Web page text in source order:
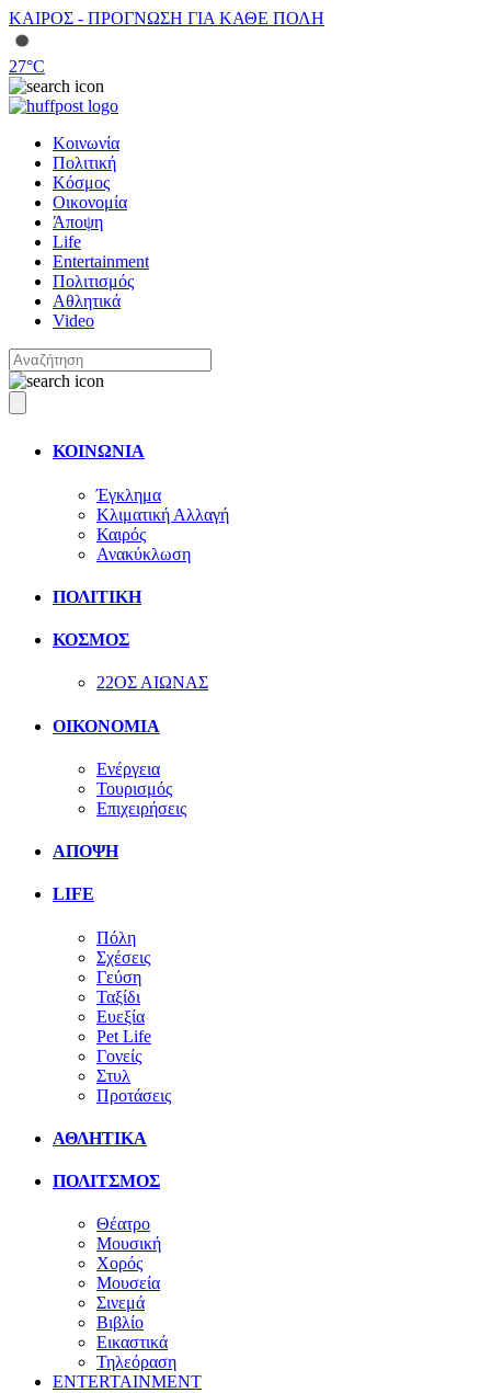
ΚΑΙΡΟΣ - ΠΡΟΓΝΩΣΗ ΓΙΑ ΚΑΘΕ ΠΟΛΗ
27°C
Κοινωνία
Πολιτική
Κόσμος
Οικονομία
Άποψη
Life
Entertainment
Πολιτισμός
Αθλητικά
Video
ΚΟΙΝΩΝΙΑ
Έγκλημα
Κλιματική Αλλαγή
Καιρός
Ανακύκλωση
ΠΟΛΙΤΙΚΗ
ΚΟΣΜΟΣ
22ΟΣ ΑΙΩΝΑΣ
ΟΙΚΟΝΟΜΙΑ
Ενέργεια
Τουρισμός
Επιχειρήσεις
ΑΠΟΨΗ
LIFE
Πόλη
Σχέσεις
Γεύση
Ταξίδι
Ευεξία
Pet Life
Γονείς
Στυλ
Προτάσεις
ΑΘΛΗΤΙΚΑ
ΠΟΛΙΤΣΜΟΣ
Θέατρο
Μουσική
Χορός
Μουσεία
Σινεμά
Βιβλίο
Εικαστικά
Τηλεόραση
ENTERTAINMENT